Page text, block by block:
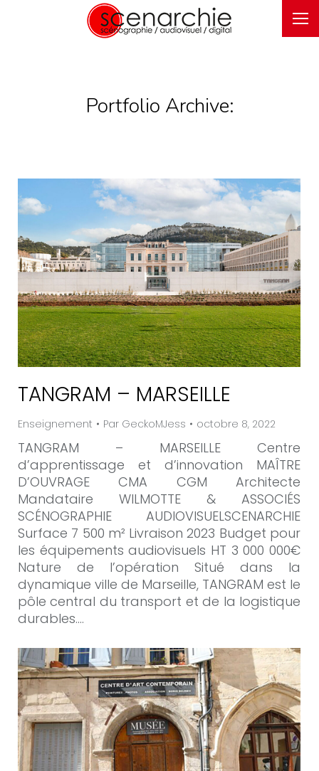
Portfolio Archive:
TANGRAM – MARSEILLE
Enseignement Par GeckoMJess octobre 8, 2022
TANGRAM – MARSEILLE Centre
d’apprentissage et d’innovation MAÎTRE
D’OUVRAGE CMA CGM Architecte
Mandataire WILMOTTE & ASSOCIÉS
SCÉNOGRAPHIE AUDIOVISUELSCENARCHIE
Surface 7 500 m² Livraison 2023 Budget pour
les équipements audiovisuels HT 3 000 000€
Nature de l’opération Situé dans la
dynamique ville de Marseille, TANGRAM est le
pôle central du transport et de la logistique
durables.…